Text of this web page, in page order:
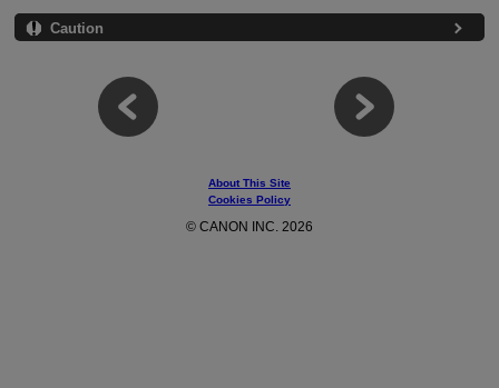
Caution
About This Site
Cookies Policy
© CANON INC. 2026